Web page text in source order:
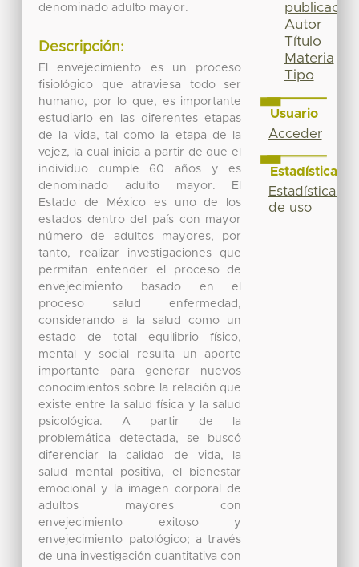
denominado adulto mayor.
Descripción:
El envejecimiento es un proceso
fisiológico que atraviesa todo ser
humano, por lo que, es importante
estudiarlo en las diferentes etapas
de la vida, tal como la etapa de la
vejez, la cual inicia a partir de que el
individuo cumple 60 años y es
denominado adulto mayor. El
Estado de México es uno de los
estados dentro del país con mayor
número de adultos mayores, por
tanto, realizar investigaciones que
permitan entender el proceso de
envejecimiento basado en el
proceso salud enfermedad,
considerando a la salud como un
estado de total equilibrio físico,
mental y social resulta un aporte
importante para generar nuevos
conocimientos sobre la relación que
existe entre la salud física y la salud
psicológica. A partir de la
problemática detectada, se buscó
diferenciar la calidad de vida, la
salud mental positiva, el bienestar
emocional y la imagen corporal de
adultos mayores con
envejecimiento exitoso y
envejecimiento patológico; a través
de una investigación cuantitativa con
publicación
Autor
Título
Materia
Tipo
Usuario
Acceder
Estadísticas
Estadísticas
de uso